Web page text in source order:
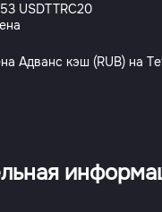
USDTTRC20
Адванс кэш (RUB) на